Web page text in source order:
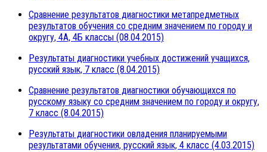
Сравнение результатов диагностики метапредметных
результатов обучения со средним значением по городу и
округу, 4А, 4Б классы (08.04.2015)
Результаты диагностики учебных достижений учащихся,
русский язык, 7 класс (8.04.2015)
Сравнение результатов диагностики обучающихся по
русскому языку со средним значением по городу и округу,
7 класс (8.04.2015)
Результаты диагностики овладения планируемыми
результатами обучения, русский язык, 4 класс (4.03.2015)